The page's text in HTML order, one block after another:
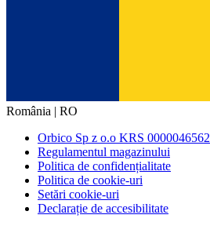
România | RO
Orbico Sp z o.o KRS 0000046562
Regulamentul magazinului
Politica de confidențialitate
Politica de cookie-uri
Setări cookie-uri
Declarație de accesibilitate